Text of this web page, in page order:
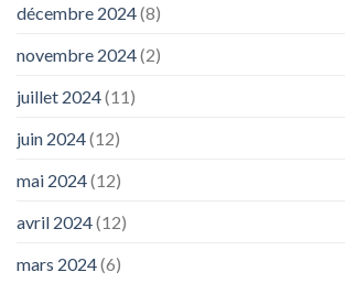
décembre 2024(8)
novembre 2024(2)
juillet 2024(11)
juin 2024(12)
mai 2024(12)
avril 2024(12)
mars 2024(6)